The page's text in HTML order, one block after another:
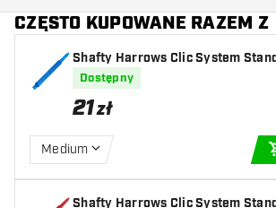
CZĘSTO KUPOWANE RAZEM Z
Shafty Harrows Clic System
d Shafty Aqua
Dostępny
21zł
Medium
Shafty Harrows Clic System